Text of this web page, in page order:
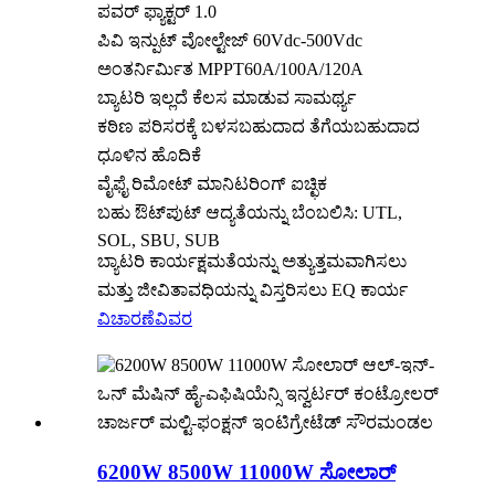
ಪವರ್ ಫ್ಯಾಕ್ಟರ್ 1.0
ಪಿವಿ ಇನ್ಪುಟ್ ವೋಲ್ಟೇಜ್ 60Vdc-500Vdc
ಅಂತರ್ನಿರ್ಮಿತ MPPT60A/100A/120A
ಬ್ಯಾಟರಿ ಇಲ್ಲದೆ ಕೆಲಸ ಮಾಡುವ ಸಾಮರ್ಥ್ಯ
ಕಠಿಣ ಪರಿಸರಕ್ಕೆ ಬಳಸಬಹುದಾದ ತೆಗೆಯಬಹುದಾದ
ಧೂಳಿನ ಹೊದಿಕೆ
ವೈಫೈ ರಿಮೋಟ್ ಮಾನಿಟರಿಂಗ್ ಐಚ್ಛಿಕ
ಬಹು ಔಟ್‌ಪುಟ್ ಆದ್ಯತೆಯನ್ನು ಬೆಂಬಲಿಸಿ: UTL,
SOL, SBU, SUB
ಬ್ಯಾಟರಿ ಕಾರ್ಯಕ್ಷಮತೆಯನ್ನು ಅತ್ಯುತ್ತಮವಾಗಿಸಲು
ಮತ್ತು ಜೀವಿತಾವಧಿಯನ್ನು ವಿಸ್ತರಿಸಲು EQ ಕಾರ್ಯ
ವಿಚಾರಣೆವಿವರ
6200W 8500W 11000W ಸೋಲಾರ್